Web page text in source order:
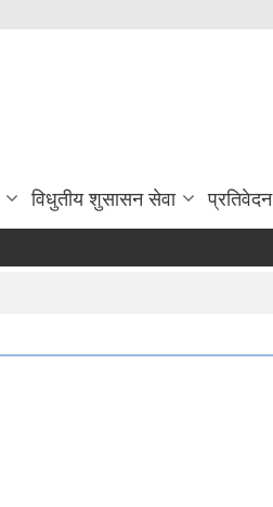
विधुतीय शुसासन सेवा प्रतिवेदन